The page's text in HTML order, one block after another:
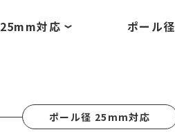
25mm対応 ポール径
ポール径 25mm対応